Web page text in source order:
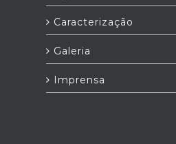
Caracterização
Galeria
Imprensa